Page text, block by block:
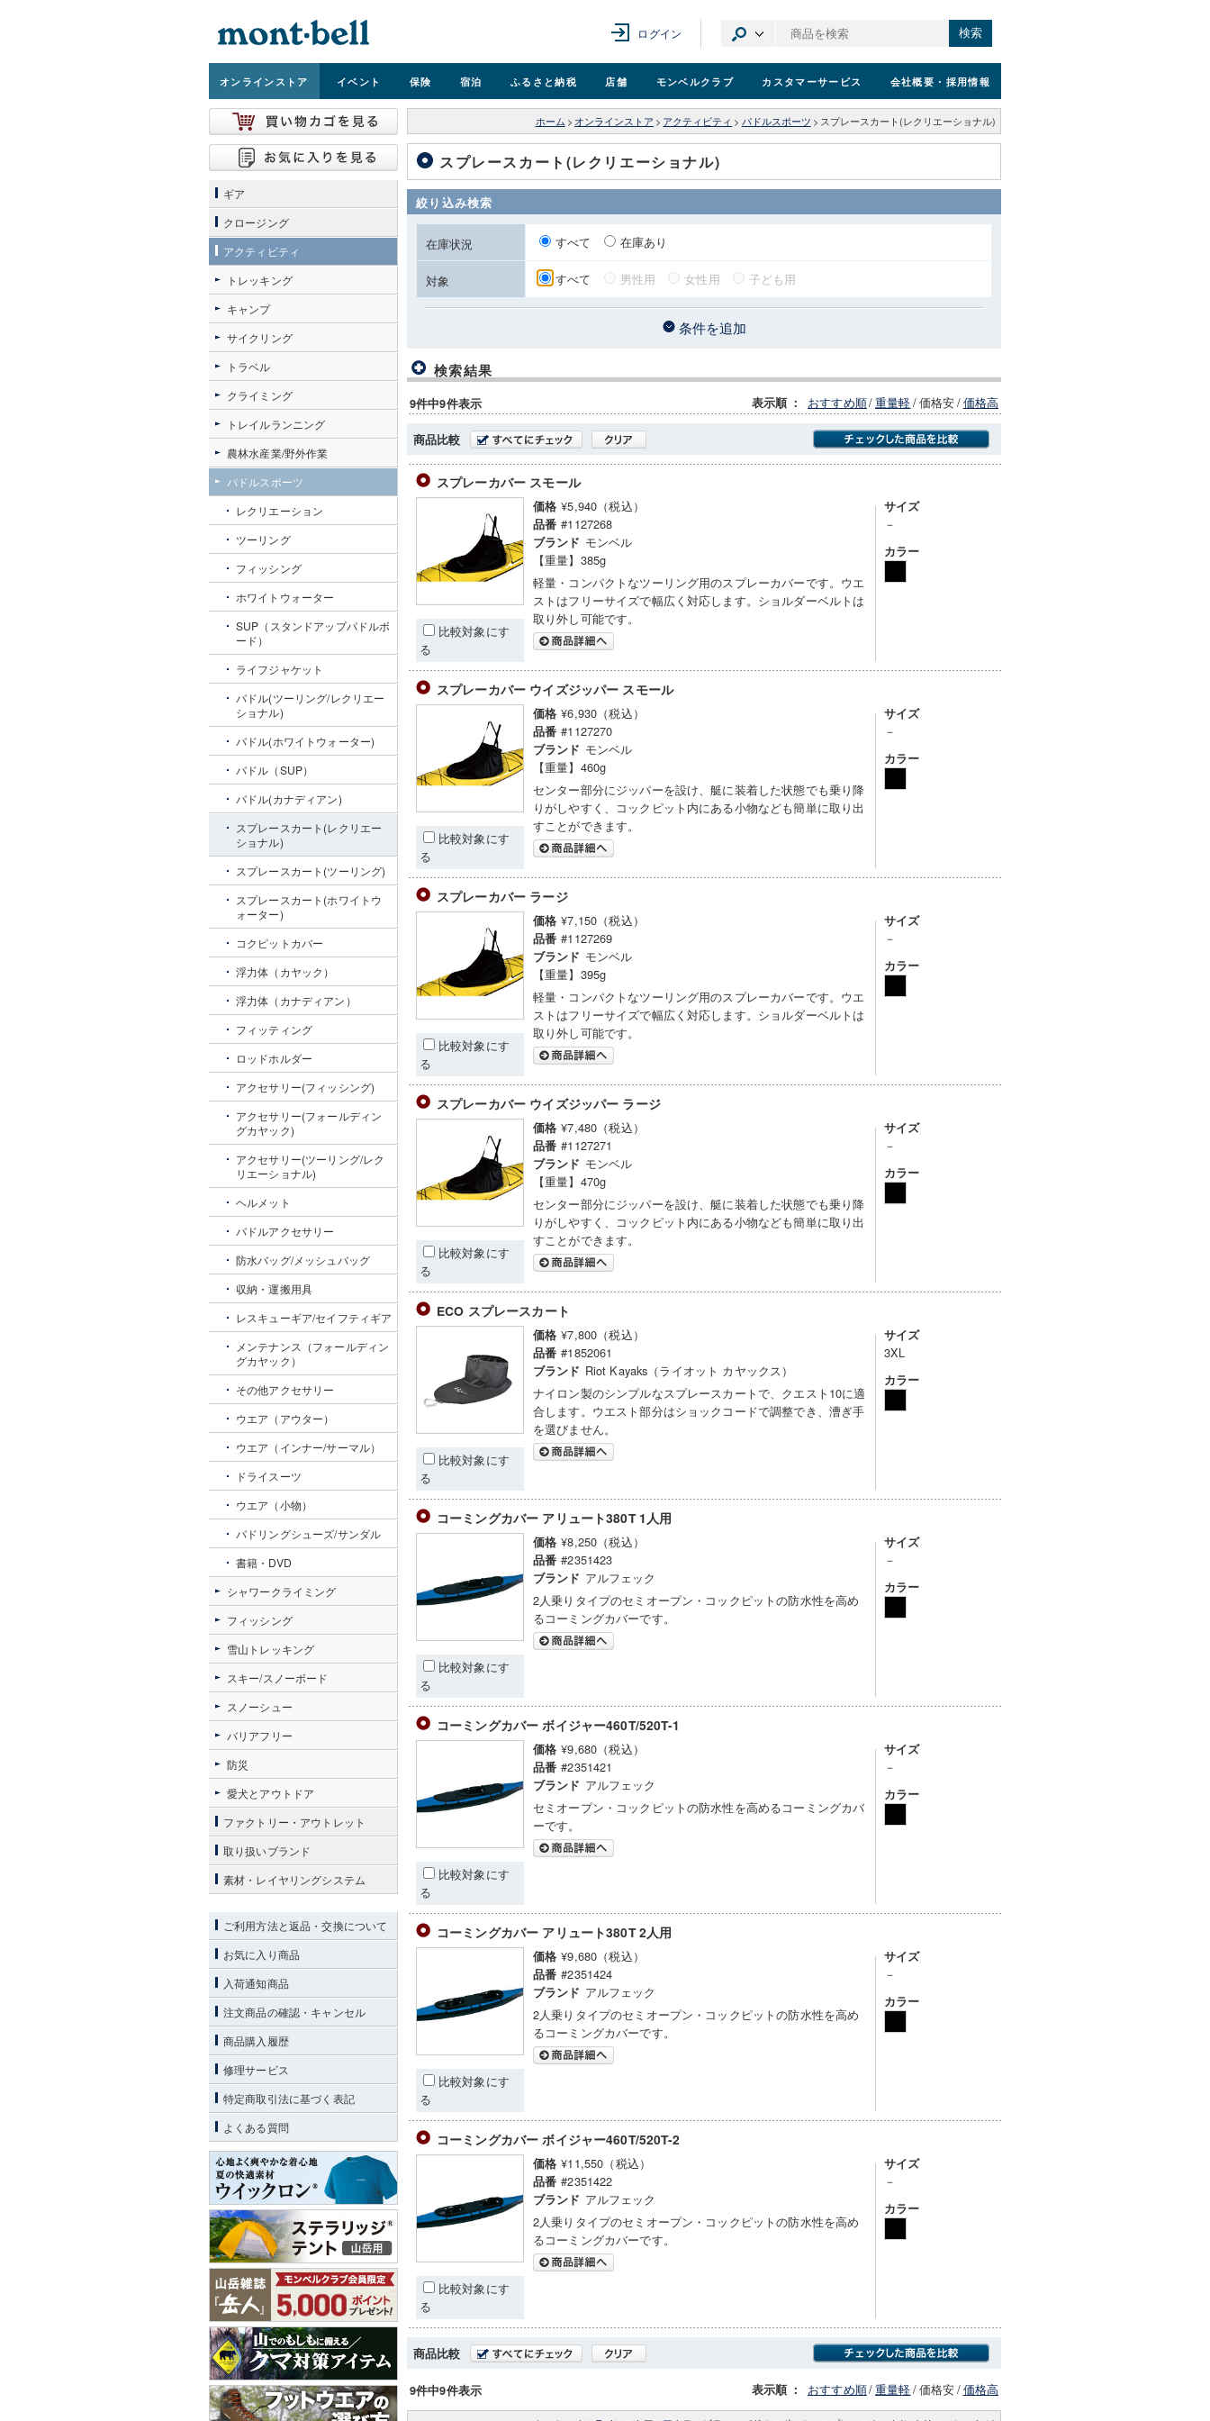
ログイン 検索
オンラインストア イベント 保険 宿泊 ふるさと納税 店舗 モンベルクラブ カスタマーサービス 会社概要 ・採用情報
ホーム > オンラインストア > アクティビティ > パドルスポーツ > スプレースカート(レクリエーショナル)
スプレースカート(レクリエーショナル)
絞り込み検索
在庫状況 すべて 在庫あり
対象 すべて 男性用 女性用 子ども用
条件を追加
検索結果
9件中9件表示 表示順 ： おすすめ順/重量軽/価格安/価格高
商品比較
スプレーカバー スモール
比較対象にす
る
価格 ¥5,940（税込）
品番 #1127268
ブランド モンベル
【重量】385g
軽量・コンパクトなツーリング用のスプレーカバーです。ウエ
ストはフリーサイズで幅広く対応します。ショルダーベルトは
取り外し可能です。
サイズ
－
カラー
スプレーカバー ウイズジッパー スモール
比較対象にす
る
価格 ¥6,930（税込）
品番 #1127270
ブランド モンベル
【重量】460g
センター部分にジッパーを設け、艇に装着した状態でも乗り降
りがしやすく、コックピット内にある小物なども簡単に取り出
すことができます。
サイズ
－
カラー
スプレーカバー ラージ
比較対象にす
る
価格 ¥7,150（税込）
品番 #1127269
ブランド モンベル
【重量】395g
軽量・コンパクトなツーリング用のスプレーカバーです。ウエ
ストはフリーサイズで幅広く対応します。ショルダーベルトは
取り外し可能です。
サイズ
－
カラー
スプレーカバー ウイズジッパー ラージ
比較対象にす
る
価格 ¥7,480（税込）
品番 #1127271
ブランド モンベル
【重量】470g
センター部分にジッパーを設け、艇に装着した状態でも乗り降
りがしやすく、コックピット内にある小物なども簡単に取り出
すことができます。
サイズ
－
カラー
ECO スプレースカート
比較対象にす
る
価格 ¥7,800（税込）
品番 #1852061
ブランド Riot Kayaks（ライオット カヤックス）
ナイロン製のシンプルなスプレースカートで、クエスト10に適
合します。ウエスト部分はショックコードで調整でき、漕ぎ手
を選びません。
サイズ
3XL
カラー
コーミングカバー アリュート380T 1人用
比較対象にす
る
価格 ¥8,250（税込）
品番 #2351423
ブランド アルフェック
2人乗りタイプのセミオープン・コックピットの防水性を高め
るコーミングカバーです。
サイズ
－
カラー
コーミングカバー ボイジャー460T/520T-1
比較対象にす
る
価格 ¥9,680（税込）
品番 #2351421
ブランド アルフェック
セミオープン・コックピットの防水性を高めるコーミングカバ
ーです。
サイズ
－
カラー
コーミングカバー アリュート380T 2人用
比較対象にす
る
価格 ¥9,680（税込）
品番 #2351424
ブランド アルフェック
2人乗りタイプのセミオープン・コックピットの防水性を高め
るコーミングカバーです。
サイズ
－
カラー
コーミングカバー ボイジャー460T/520T-2
比較対象にす
る
価格 ¥11,550（税込）
品番 #2351422
ブランド アルフェック
2人乗りタイプのセミオープン・コックピットの防水性を高め
るコーミングカバーです。
サイズ
－
カラー
商品比較
9件中9件表示 表示順 ： おすすめ順/重量軽/価格安/価格高
ギア
クロージング
アクティビティ
トレッキング
キャンプ
サイクリング
トラベル
クライミング
トレイルランニング
農林水産業/野外作業
パドルスポーツ
レクリエーション
ツーリング
フィッシング
ホワイトウォーター
SUP（スタンドアップパドルボ
ード）
ライフジャケット
パドル(ツーリング/レクリエー
ショナル)
パドル(ホワイトウォーター)
パドル（SUP）
パドル(カナディアン)
スプレースカート(レクリエー
ショナル)
スプレースカート(ツーリング)
スプレースカート(ホワイトウ
ォーター)
コクピットカバー
浮力体（カヤック）
浮力体（カナディアン）
フィッティング
ロッドホルダー
アクセサリー(フィッシング)
アクセサリー(フォールディン
グカヤック)
アクセサリー(ツーリング/レク
リエーショナル)
ヘルメット
パドルアクセサリー
防水バッグ/メッシュバッグ
収納・運搬用具
レスキューギア/セイフティギア
メンテナンス（フォールディン
グカヤック）
その他アクセサリー
ウエア（アウター）
ウエア（インナー/サーマル）
ドライスーツ
ウエア（小物）
パドリングシューズ/サンダル
書籍・DVD
シャワークライミング
フィッシング
雪山トレッキング
スキー/スノーボード
スノーシュー
バリアフリー
防災
愛犬とアウトドア
ファクトリー・アウトレット
取り扱いブランド
素材・レイヤリングシステム
ご利用方法と返品・交換について
お気に入り商品
入荷通知商品
注文商品の確認・キャンセル
商品購入履歴
修理サービス
特定商取引法に基づく表記
よくある質問